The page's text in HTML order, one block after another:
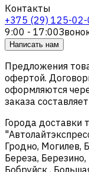
Контакты
+375 (29) 125-
9:00 - 17:00
Написать нам
Предложения
офертой.
оформляются
заказа
Города доставки
Гродно, Могилев,
Береза,
Бобруйск ,